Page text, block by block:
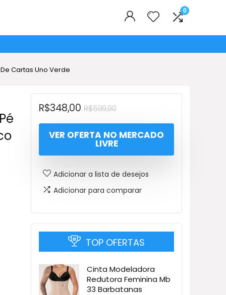
0
Cartas Uno Verde
R$599,90O
preço
original
era:
R$348,00
O
preço
atual
é:
VER OFERTA NO MERCADO
LIVRE
Adicionar a lista de desejos
Adicionar para comparar
TOP OFERTAS
Cinta Modeladora
Redutora Feminina Mb
33 Barbatanas